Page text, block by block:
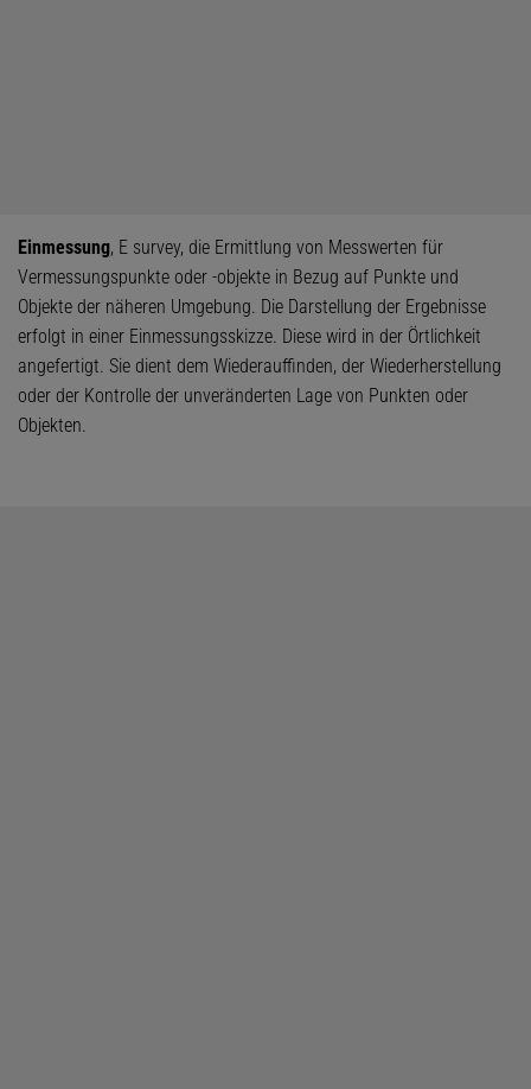
Einmessung, E survey, die Ermittlung von Messwerten für
Vermessungspunkte oder -objekte in Bezug auf Punkte und
Objekte der näheren Umgebung. Die Darstellung der Ergebnisse
erfolgt in einer Einmessungsskizze. Diese wird in der Örtlichkeit
angefertigt. Sie dient dem Wiederauffinden, der Wiederherstellung
oder der Kontrolle der unveränderten Lage von Punkten oder
Objekten.